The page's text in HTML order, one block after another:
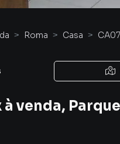
Roma Casa
venda,